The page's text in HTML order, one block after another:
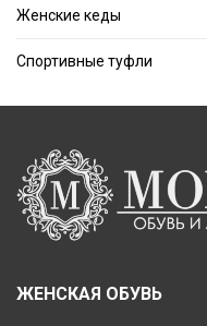
Женские кеды
Спортивные туфли
ЖЕНСКАЯ ОБУВЬ